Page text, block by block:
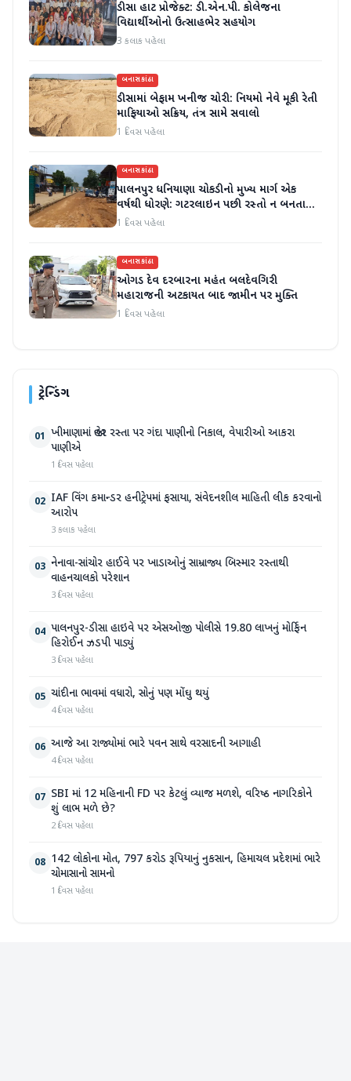
ડીસા હાટ પ્રોજેક્ટ: ડી.એન.પી. કોલેજના
વિદ્યાર્થીઓનો ઉત્સાહભેર સહયોગ
3 કલાક પહેલા
બનાસકાંઠા
ડીસામાં બેફામ ખનીજ ચોરી: નિયમો નેવે મૂકી રેતી
માફિયાઓ સક્રિય, તંત્ર સામે સવાલો
1 દિવસ પહેલા
બનાસકાંઠા
પાલનપુર ધનિયાણા ચોકડીનો મુખ્ય માર્ગ એક
વર્ષથી ધોરણે: ગટરલાઇન પછી રસ્તો ન બનતા
હાલાકી
1 દિવસ પહેલા
બનાસકાંઠા
ઓગડ દેવ દરબારના મહંત બલદેવગિરી
મહારાજની અટકાયત બાદ જામીન પર મુક્તિ
1 દિવસ પહેલા
ટ્રેન્ડિંગ
01 ખીમાણામાં જાહેર રસ્તા પર ગંદા પાણીનો નિકાલ, વેપારીઓ આકરા
પાણીએ
1 દિવસ પહેલા
02 IAF વિંગ કમાન્ડર હનીટ્રેપમાં ફસાયા, સંવેદનશીલ માહિતી લીક કરવાનો
આરોપ
3 કલાક પહેલા
03 નેનાવા-સાંચોર હાઈવે પર ખાડાઓનું સામ્રાજ્ય બિસ્માર રસ્તાથી
વાહનચાલકો પરેશાન
3 દિવસ પહેલા
04 પાલનપુર-ડીસા હાઇવે પર એસઓજી પોલીસે 19.80 લાખનું મોર્ફિન
હિરોઈન ઝડપી પાડ્યું
3 દિવસ પહેલા
05 ચાંદીના ભાવમાં વધારો, સોનું પણ મોંઘુ થયું
4 દિવસ પહેલા
06 આજે આ રાજ્યોમાં ભારે પવન સાથે વરસાદની આગાહી
4 દિવસ પહેલા
07 SBI માં 12 મહિનાની FD પર કેટલું વ્યાજ મળશે, વરિષ્ઠ નાગરિકોને
શું લાભ મળે છે?
2 દિવસ પહેલા
08 142 લોકોના મોત, 797 કરોડ રૂપિયાનું નુકસાન, હિમાચલ પ્રદેશમાં ભારે
ચોમાસાનો સામનો
1 દિવસ પહેલા